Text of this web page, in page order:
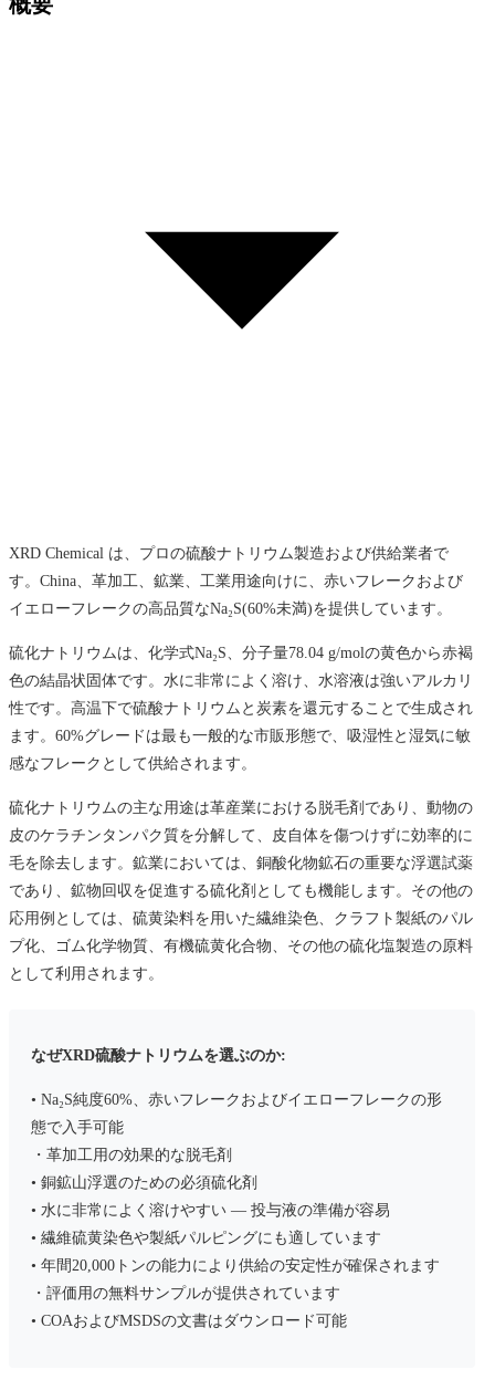
XRD Chemical は、プロの硫酸ナトリウム製造および供給業者で
す。China、革加工、鉱業、工業用途向けに、赤いフレークおよび
イエローフレークの高品質なNa₂S(60%未満)を提供しています。
硫化ナトリウムは、化学式Na₂S、分子量78.04 g/molの黄色から赤褐
色の結晶状固体です。水に非常によく溶け、水溶液は強いアルカリ
性です。高温下で硫酸ナトリウムと炭素を還元することで生成され
ます。60%グレードは最も一般的な市販形態で、吸湿性と湿気に敏
感なフレークとして供給されます。
硫化ナトリウムの主な用途は革産業における脱毛剤であり、動物の
皮のケラチンタンパク質を分解して、皮自体を傷つけずに効率的に
毛を除去します。鉱業においては、銅酸化物鉱石の重要な浮選試薬
であり、鉱物回収を促進する硫化剤としても機能します。その他の
応用例としては、硫黄染料を用いた繊維染色、クラフト製紙のパル
プ化、ゴム化学物質、有機硫黄化合物、その他の硫化塩製造の原料
として利用されます。
なぜXRD硫酸ナトリウムを選ぶのか:
• Na₂S純度60%、赤いフレークおよびイエローフレークの形
態で入手可能
・革加工用の効果的な脱毛剤
• 銅鉱山浮選のための必須硫化剤
• 水に非常によく溶けやすい — 投与液の準備が容易
• 繊維硫黄染色や製紙パルピングにも適しています
• 年間20,000トンの能力により供給の安定性が確保されます
・評価用の無料サンプルが提供されています
• COAおよびMSDSの文書はダウンロード可能